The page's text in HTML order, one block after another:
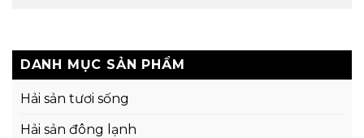
DANH MỤC SẢN PHẨM
Hải sản tươi sống
Hải sản đông lạnh